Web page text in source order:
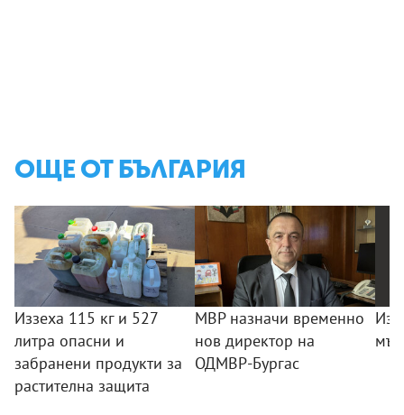
ОЩЕ ОТ БЪЛГАРИЯ
Иззеха 115 кг и 527
литра опасни и
забранени продукти за
растителна защита
МВР назначи временно
нов директор на
ОДМВР-Бургас